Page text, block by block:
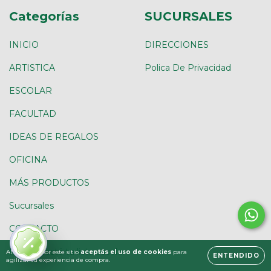
Al navegar por este sitio aceptás el uso de cookies para
agilizar tu experiencia de compra.
ENTENDIDO
Categorías
INICIO
ARTISTICA
ESCOLAR
FACULTAD
IDEAS DE REGALOS
OFICINA
MÁS PRODUCTOS
Sucursales
CONTACTO
Presupuestá tu lista escolar
SUCURSALES
DIRECCIONES
Polica De Privacidad